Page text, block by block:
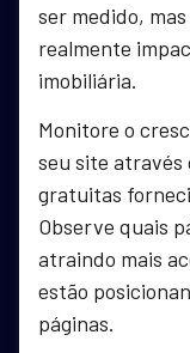
ser medido,
realmente
imobiliária.
Monitore o
seu site através
gratuitas
Observe quais
atraindo mais
estão
páginas.